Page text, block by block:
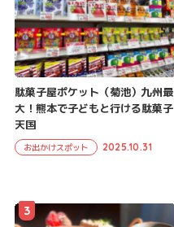
駄菓子屋ポケット（菊池）九州最
大！熊本で子どもと行ける駄菓子
天国
お出かけスポット 2025.10.31
3